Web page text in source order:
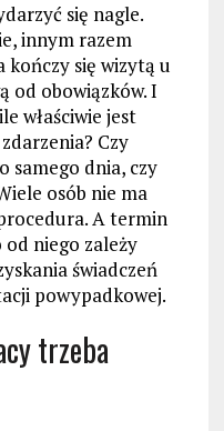
się nagle.
innym razem
kończy się wizytą u
od obowiązków. I
właściwie jest
Czy
samego dnia, czy
osób nie ma
A termin
od niego zależy
świadczeń
powypadkowej.
trzeba